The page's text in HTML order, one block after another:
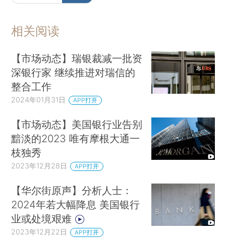
相关阅读
【市场动态】瑞银裁减一批资
深银行家 继续推进对瑞信的
整合工作
2024年01月31日 APP打开
【市场动态】美国银行业告别
黯淡的2023 唯有摩根大通一
枝独秀
2023年12月28日 APP打开
【华尔街原声】分析人士：
2024年若大幅降息 美国银行
业或处境艰难
2023年12月22日 APP打开